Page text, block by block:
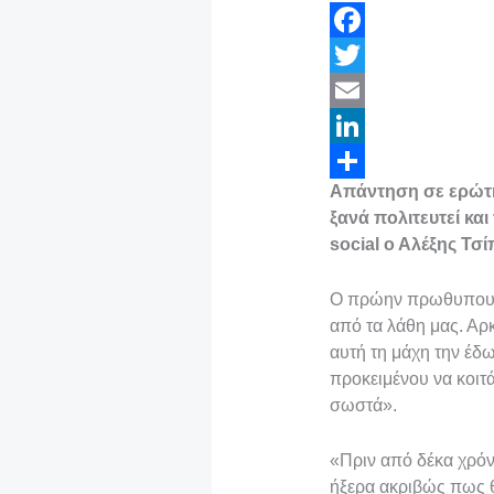
F
a
c
e
b
o
k
T
w
t
r
E
m
a
L
i
n
e
d
I
n
Μ
ο
ρ
α
σ
τ
ί
Απάντηση σε
ξανά πολιτευτεί
social ο Αλέξης
Ο πρώην
από τα λάθη μας.
αυτή τη μάχη την
προκειμένου να
σωστά».
«Πριν από δέκα
ήξερα ακριβώς πως